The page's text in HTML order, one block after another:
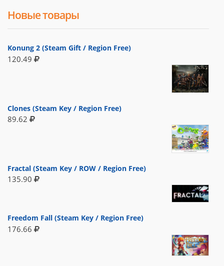
Новые товары
Konung 2 (Steam Gift / Region Free)
120.49
Clones (Steam Key / Region Free)
89.62
Fractal (Steam Key / ROW / Region Free)
135.90
Freedom Fall (Steam Key / Region Free)
176.66